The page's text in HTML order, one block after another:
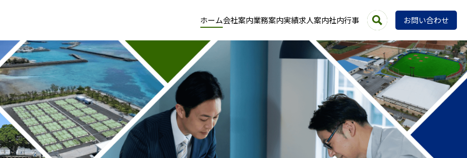
ホーム会社案内業務案内実績求人案内社内行事 お問い合わせ